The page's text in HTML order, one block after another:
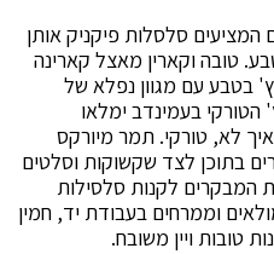
סלסלות פיקניק אותן
טובה וקארין מאצל קארינה
בטבע עם מגוון נפלא של
בעמינדב ימלאו
לא, טורקי. תמר מיורקס
בתוכן לצד שקשוקות וסלטים
המבקרים לקנות סלסילות
וממרחים בעבודת יד, חמין
טובות ויין משובח.